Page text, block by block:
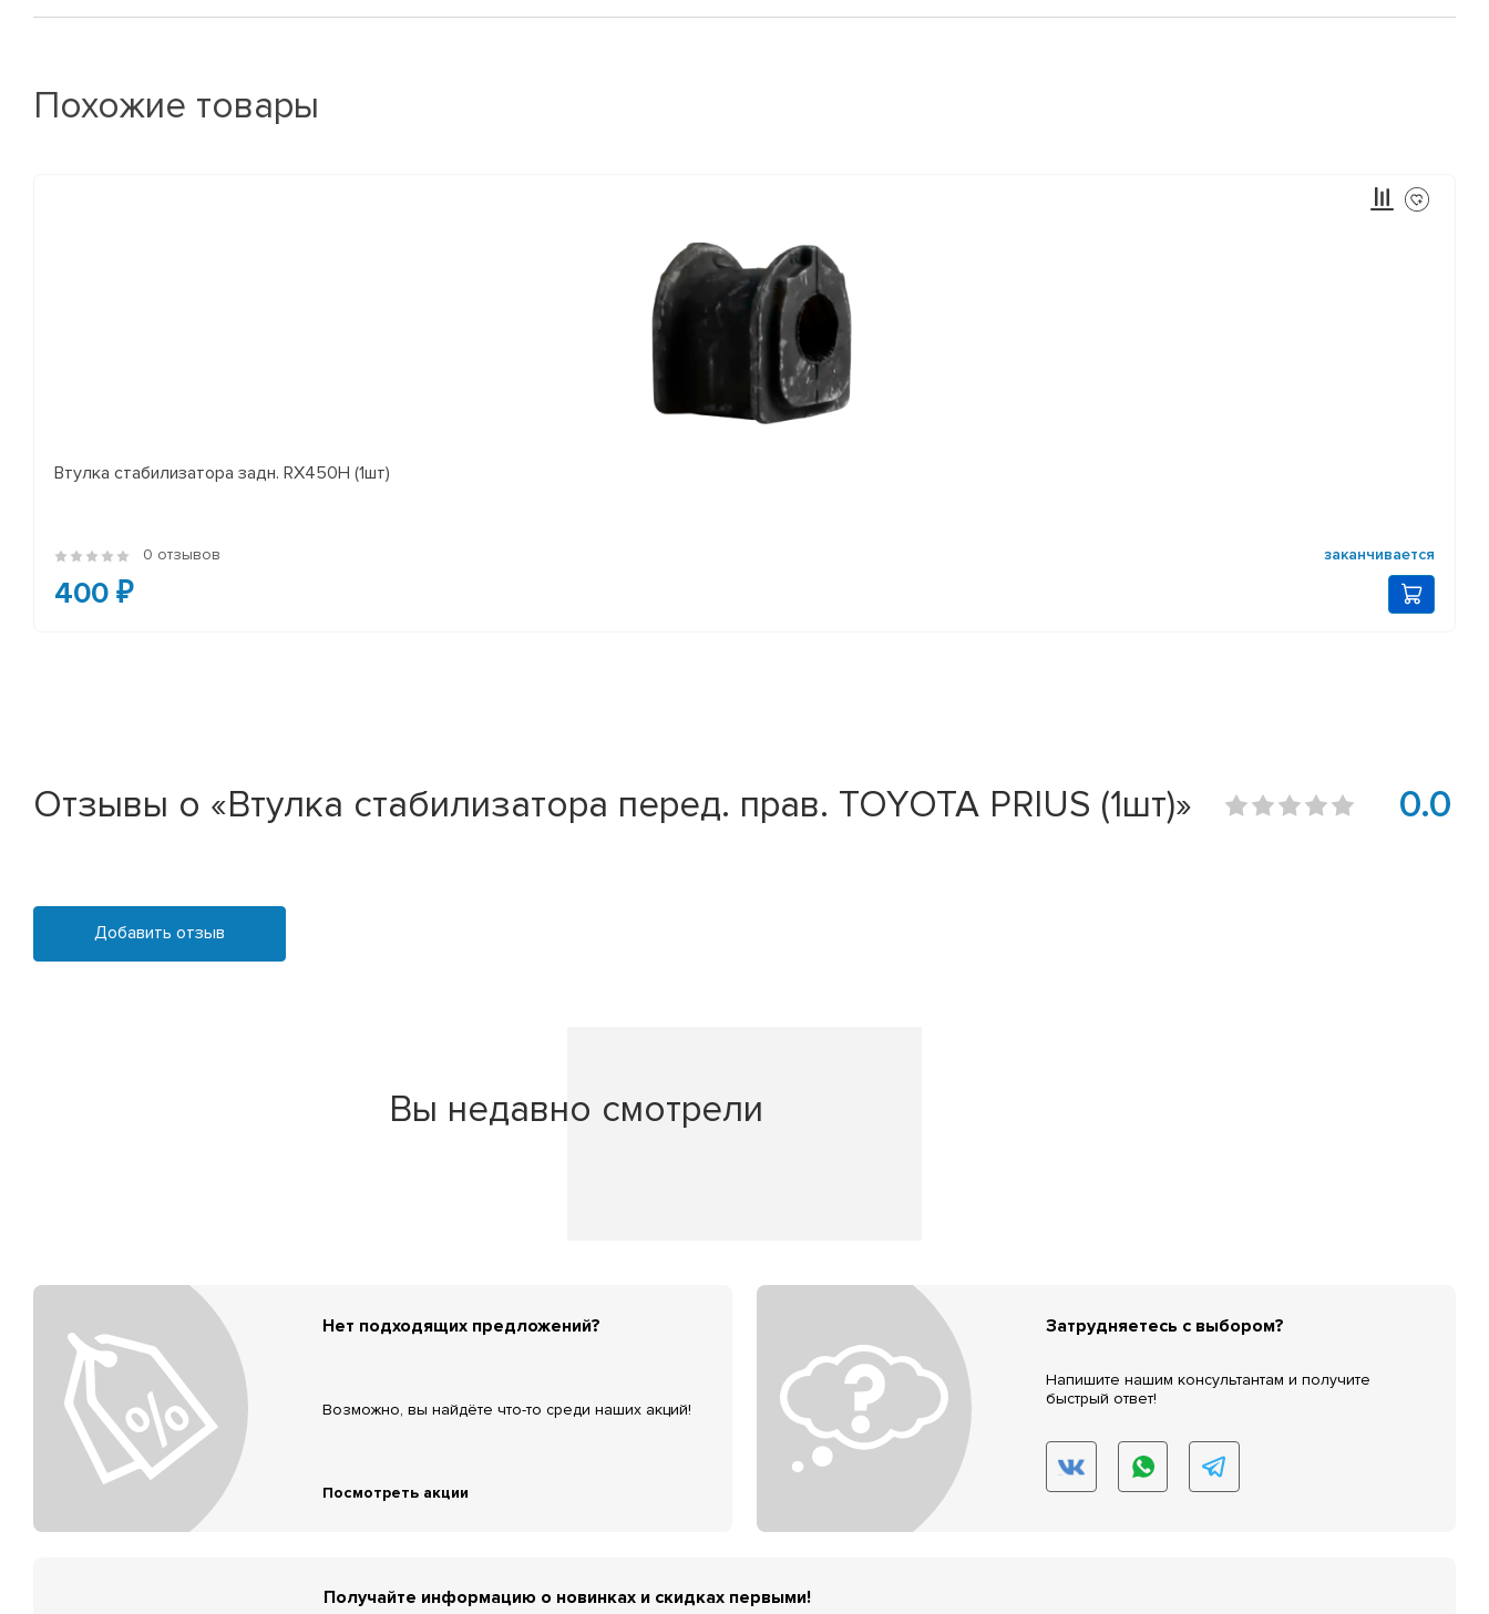
Похожие товары
Втулка стабилизатора задн. RX450H (1шт)
0 отзывов заканчивается
400 ₽
Отзывы о «Втулка стабилизатора перед. прав. TOYOTA PRIUS (1шт)» 0.0
Добавить отзыв
Вы недавно смотрели
Нет подходящих предложений?
Возможно, вы найдёте что-то среди наших акций!
Посмотреть акции
Затрудняетесь с выбором?
Напишите нашим консультантам и получите
быстрый ответ!
Получайте информацию о новинках и скидках первыми!